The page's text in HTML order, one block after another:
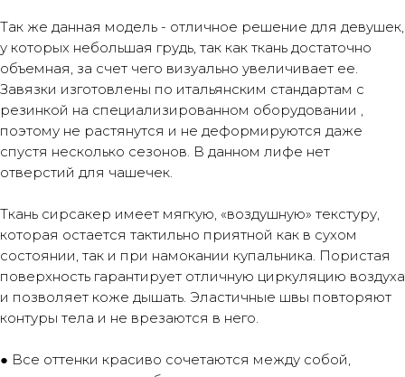
Так же данная модель - отличное решение для девушек,
у которых небольшая грудь, так как ткань достаточно
объемная, за счет чего визуально увеличивает ее.
Завязки изготовлены по итальянским стандартам с
резинкой на специализированном оборудовании ,
поэтому не растянутся и не деформируются даже
спустя несколько сезонов. В данном лифе нет
отверстий для чашечек.
Ткань сирсакер имеет мягкую, «воздушную» текстуру,
которая остается тактильно приятной как в сухом
состоянии, так и при намокании купальника. Пористая
поверхность гарантирует отличную циркуляцию воздуха
и позволяет коже дышать. Эластичные швы повторяют
контуры тела и не врезаются в него.
● Все оттенки красиво сочетаются между собой,